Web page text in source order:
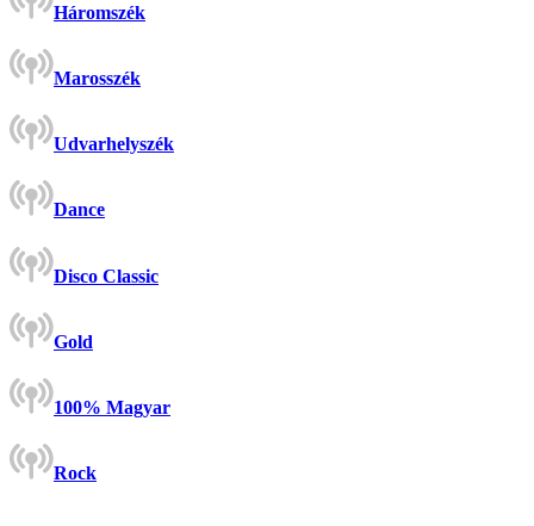
Háromszék
Marosszék
Udvarhelyszék
Dance
Disco Classic
Gold
100% Magyar
Rock